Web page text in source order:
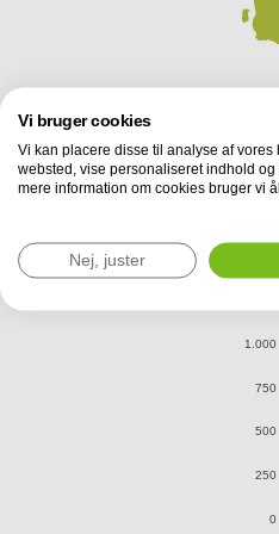
Antal
fordelt
0
250
500
750
1.000
Vi bruger cookies
Vi kan placere disse til analyse af
websted, vise personaliseret indhold
mere information om cookies bruger vi
Nej, juster